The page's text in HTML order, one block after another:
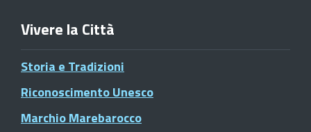
Vivere la Città
Storia e Tradizioni
Riconoscimento Unesco
Marchio Marebarocco